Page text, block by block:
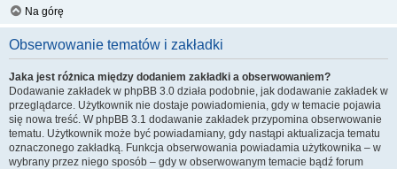
Na górę
Obserwowanie tematów i zakładki
Jaka jest różnica między dodaniem zakładki a obserwowaniem?
Dodawanie zakładek w phpBB 3.0 działa podobnie, jak dodawanie zakładek w
przeglądarce. Użytkownik nie dostaje powiadomienia, gdy w temacie pojawia
się nowa treść. W phpBB 3.1 dodawanie zakładek przypomina obserwowanie
tematu. Użytkownik może być powiadamiany, gdy nastąpi aktualizacja tematu
oznaczonego zakładką. Funkcja obserwowania powiadamia użytkownika – w
wybrany przez niego sposób – gdy w obserwowanym temacie bądź forum